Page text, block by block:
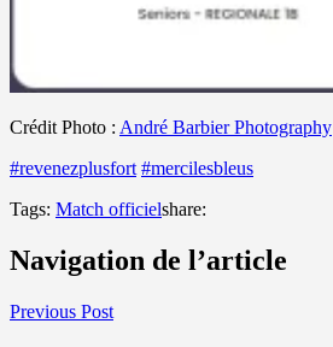
Crédit Photo : André Barbier Photography
#revenezplusfort #mercilesbleus
Tags: Match officielshare:
Navigation de l’article
Previous Post